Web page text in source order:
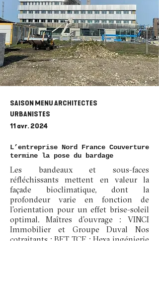
SAISON MENU ARCHITECTES
URBANISTES
11 avr. 2024
L’entreprise Nord France Couverture
termine la pose du bardage
Les bandeaux et sous-faces
réfléchissants mettent en valeur la
façade bioclimatique, dont la
profondeur varie en fonction de
l’orientation pour un effet brise-soleil
optimal. Maîtres d’ouvrage : VINCI
Immobilier et Groupe Duval Nos
cotraitants : BET TCE : Hexa ingénierie